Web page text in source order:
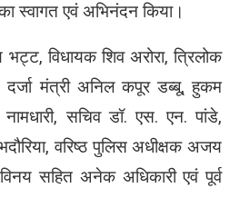
स्वागत एवं अभिनंदन किया।
विधायक शिव अरोरा, त्रिलोक
दर्जा मंत्री अनिल कपूर डब्बू, हुकम
सचिव डॉ. एस. एन. पांडे,
वरिष्ठ पुलिस अधीक्षक अजय
सहित अनेक अधिकारी एवं पूर्व